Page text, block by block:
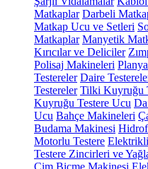
Matkaplar Darbeli
Matkap Ucu ve Setleri
Matkaplar Manyetik
Kırıcılar ve Deliciler
Polisaj Makineleri
Testereler Daire
Testereler Tilki Kuyruğu
Kuyruğu Testere Ucu
Ucu Bahçe Makineleri
Budama Makinesi
Motorlu Testere
Testere Zincirleri ve
Çim Biçme Makinesi